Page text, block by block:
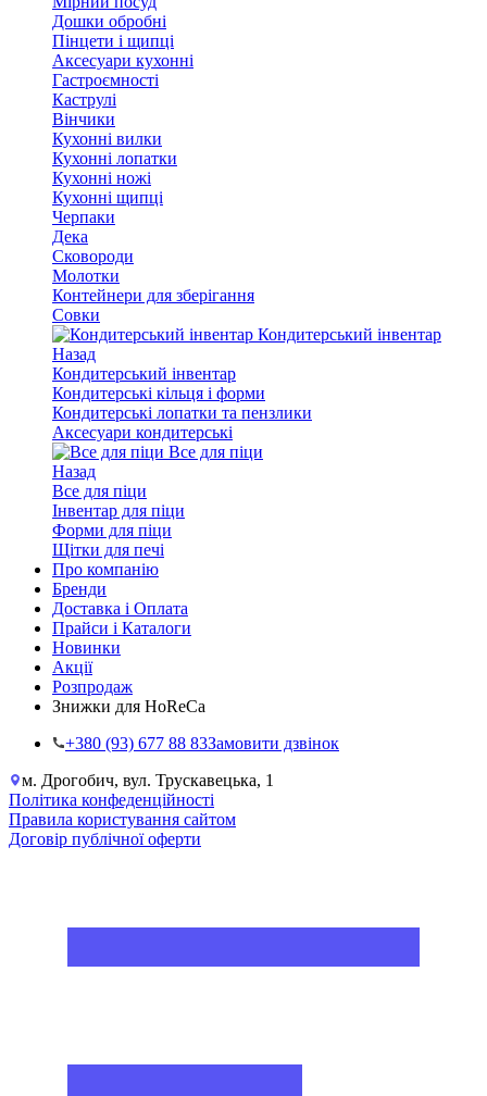
Дошки обробні
Пінцети і щипці
Аксесуари кухонні
Гастроємності
Каструлі
Вінчики
Кухонні вилки
Кухонні лопатки
Кухонні ножі
Кухонні щипці
Черпаки
Дека
Сковороди
Молотки
Контейнери для зберігання
Совки
Кондитерський інвентар
Назад
Кондитерський інвентар
Кондитерські кільця і форми
Кондитерські лопатки та пензлики
Аксесуари кондитерські
Все для піци
Назад
Все для піци
Інвентар для піци
Форми для піци
Щітки для печі
Про компанію
Бренди
Доставка і Оплата
Прайси і Каталоги
Новинки
Акції
Розпродаж
Знижки для HoReCa
+38‎0 (93) 677 88 83Замовити дзвінок
м. Дрогобич, вул. Трускавецька, 1
Політика конфеденційності
Правила користування сайтом
Договір публічної оферти